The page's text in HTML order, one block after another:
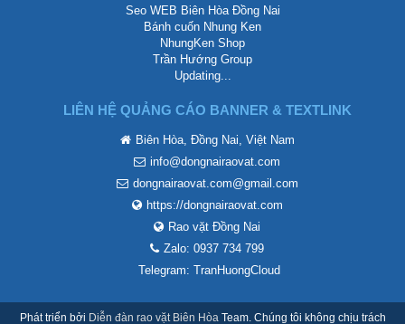
Seo WEB Biên Hòa Đồng Nai
Bánh cuốn Nhung Ken
NhungKen Shop
Trần Hướng Group
Updating...
LIÊN HỆ QUẢNG CÁO BANNER & TEXTLINK
Biên Hòa, Đồng Nai, Việt Nam
info@dongnairaovat.com
dongnairaovat.com@gmail.com
https://dongnairaovat.com
Rao vặt Đồng Nai
Zalo: 0937 734 799
Telegram: TranHuongCloud
Phát triển bởi Diễn đàn rao vặt Biên HòaTeam. Chúng tôi không chịu trách